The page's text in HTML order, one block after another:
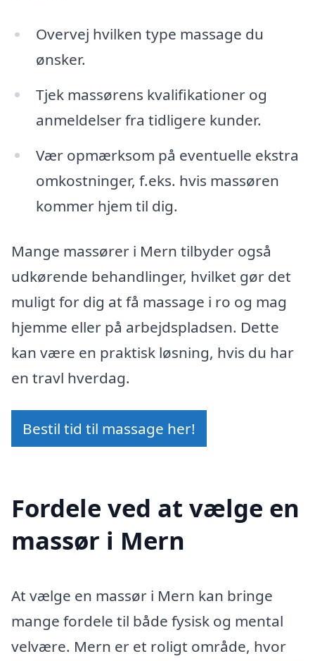
Overvej hvilken type massage du
ønsker.
Tjek massørens kvalifikationer og
anmeldelser fra tidligere kunder.
Vær opmærksom på eventuelle ekstra
omkostninger, f.eks. hvis massøren
kommer hjem til dig.
Mange massører i Mern tilbyder også
udkørende behandlinger, hvilket gør det
muligt for dig at få massage i ro og mag
hjemme eller på arbejdspladsen. Dette
kan være en praktisk løsning, hvis du har
en travl hverdag.
Bestil tid til massage her!
Fordele ved at vælge en
massør i Mern
At vælge en massør i Mern kan bringe
mange fordele til både fysisk og mental
velvære. Mern er et roligt område, hvor